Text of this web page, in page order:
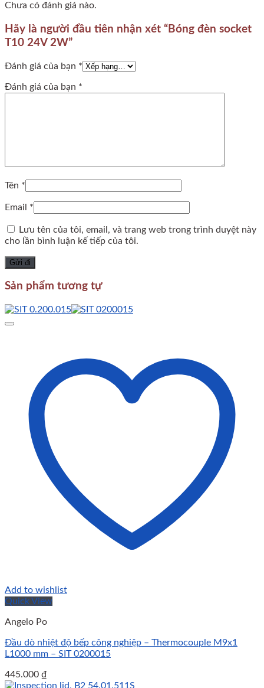
Chưa có đánh giá nào.
Hãy là người đầu tiên nhận xét “Bóng đèn socket
T10 24V 2W”
Đánh giá của bạn *
Đánh giá của bạn *
Tên *
Email *
Lưu tên của tôi, email, và trang web trong trình duyệt này
cho lần bình luận kế tiếp của tôi.
Sản phẩm tương tự
Add to wishlist
Quick View
Angelo Po
Đầu dò nhiệt độ bếp công nghiệp – Thermocouple M9x1
L1000 mm – SIT 0200015
445.000 ₫